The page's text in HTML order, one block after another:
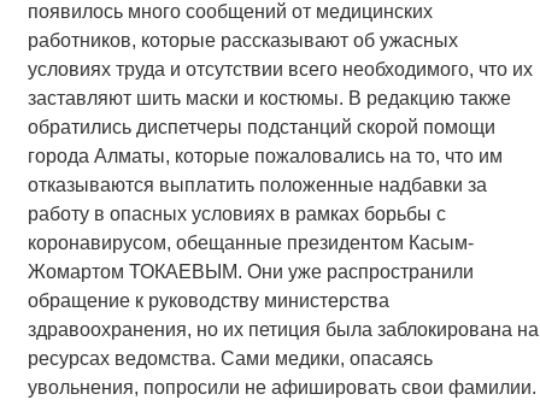
появилось много сообщений от медицинских
работников, которые рассказывают об ужасных
условиях труда и отсутствии всего необходимого, что их
заставляют шить маски и костюмы. В редакцию также
обратились диспетчеры подстанций скорой помощи
города Алматы, которые пожаловались на то, что им
отказываются выплатить положенные надбавки за
работу в опасных условиях в рамках борьбы с
коронавирусом, обещанные президентом Касым-
Жомартом ТОКАЕВЫМ. Они уже распространили
обращение к руководству министерства
здравоохранения, но их петиция была заблокирована на
ресурсах ведомства. Сами медики, опасаясь
увольнения, попросили не афишировать свои фамилии.